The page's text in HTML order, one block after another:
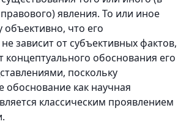
явления. То или иное
что его
зависит от субъективных фактов,
концептуального обоснования его
поскольку
обоснование как научная
классическим проявлением